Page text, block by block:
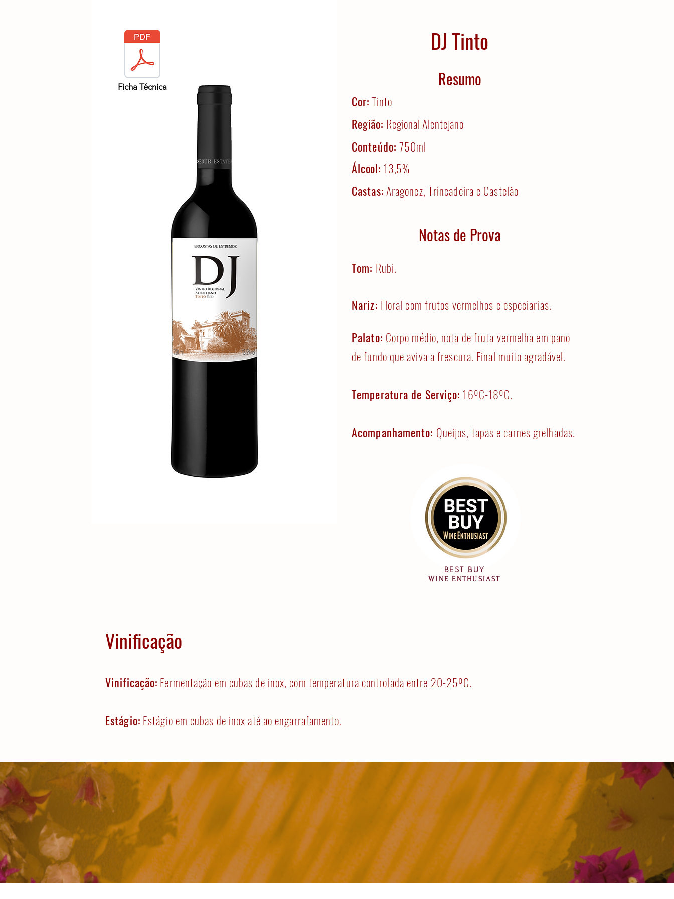
Ficha Técnica
DJ Tinto
Resumo
Cor:Tinto
Região: Regional Alentejano
Conteúdo: 750ml
Álcool: 13,5%
Castas: Aragonez, Trincadeira e Castelão
Notas de Prova
Tom: Rubi.
Nariz: Floral com frutos vermelhos e especiarias.
Palato: Corpo médio, nota de fruta vermelha em pano
de fundo que aviva a frescura. Final muito agradável.
Temperatura de Serviço: 16ºC-18ºC.
Acompanhamento: Queijos, tapas e carnes grelhadas.
BEST BUY
WINE ENTHUSIAST
Vinificação
Vinificação: Fermentação em cubas de inox, com temperatura controlada entre 20-25ºC.
Estágio: Estágio em cubas de inox até ao engarrafamento.